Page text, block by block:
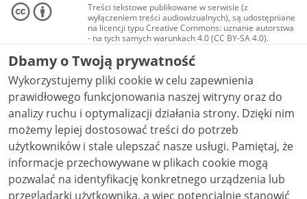
Treści tekstowe publikowane w serwisie (z
wyłączeniem treści audiowizualnych), są udostępniane
na licencji typu Creative Commons: uznanie autorstwa
- na tych samych warunkach 4.0 (CC BY-SA 4.0).
Materiały audiowizualne, w tym zdjęcia, materiały
audio i wideo, są udostępniane na licencji typu
Creative Commons: uznanie autorstwa użycie
niekomercyjne - bez utworów zależnych 4.0 (CC BY-
NC-ND 4.0), o ile nie jest to stwierdzone inaczej.
Dbamy o Twoją prywatność
Wykorzystujemy pliki cookie w celu zapewnienia
prawidłowego funkcjonowania naszej witryny oraz do
analizy ruchu i optymalizacji działania strony. Dzięki nim
możemy lepiej dostosować treści do potrzeb
użytkowników i stale ulepszać nasze usługi. Pamiętaj, że
informacje przechowywane w plikach cookie mogą
pozwalać na identyfikację konkretnego urządzenia lub
przeglądarki użytkownika, a więc potencjalnie stanowić